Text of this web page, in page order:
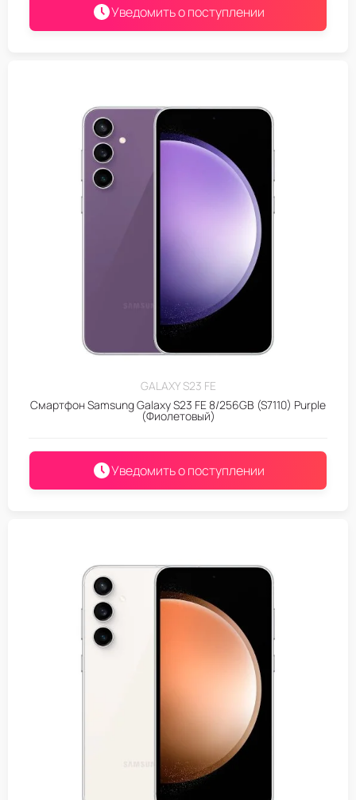
Уведомить о поступлении
GALAXY S23 FE
Смартфон Samsung Galaxy S23 FE 8/256GB (S7110) Purple
(Фиолетовый)
Уведомить о поступлении